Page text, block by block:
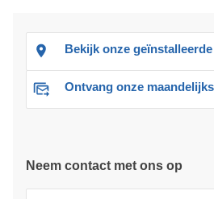
Bekijk onze
Ontvang onze maandelijkse
Neem contact met ons op